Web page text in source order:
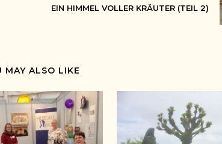
EIN HIMMEL VOLLER KRÄUTER (TEIL 2)
MAY ALSO LIKE